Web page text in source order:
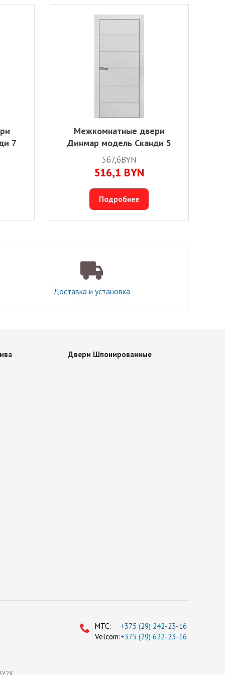
7
Межкомнатные двери
Динмар модель Сканди 5
567,6BYN
516,1 BYN
Подробнее
Доставка и установка
Двери Шпонированные
МТС:
+375 (29) 242-23-16
Velcom:+375 (29) 622-23-16